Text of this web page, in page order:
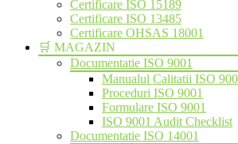
Certificare ISO 15189
Certificare ISO 13485
Certificare OHSAS 18001
🛒 MAGAZIN
Documentatie ISO 9001
Manualul Calitatii ISO
Proceduri ISO 9001
Formulare ISO 9001
ISO 9001 Audit Checklist
Documentatie ISO 14001